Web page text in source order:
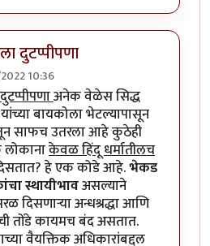
दुटप्पीपणा
10:36
अनेक वेळेस सिद्ध
बायकोला भेटल्यापासून
साफच उतरला आहे कुठेही
केवळ हिंदू धर्मातीलच
हे एक कोडे आहे.भेकड
स्थायीभावअसल्याने
दिसणाऱ्या अन्धश्रद्धा आणि
तोंडे कायमच बंद असतात.
वैयक्तिक अधिकारांबद्दल